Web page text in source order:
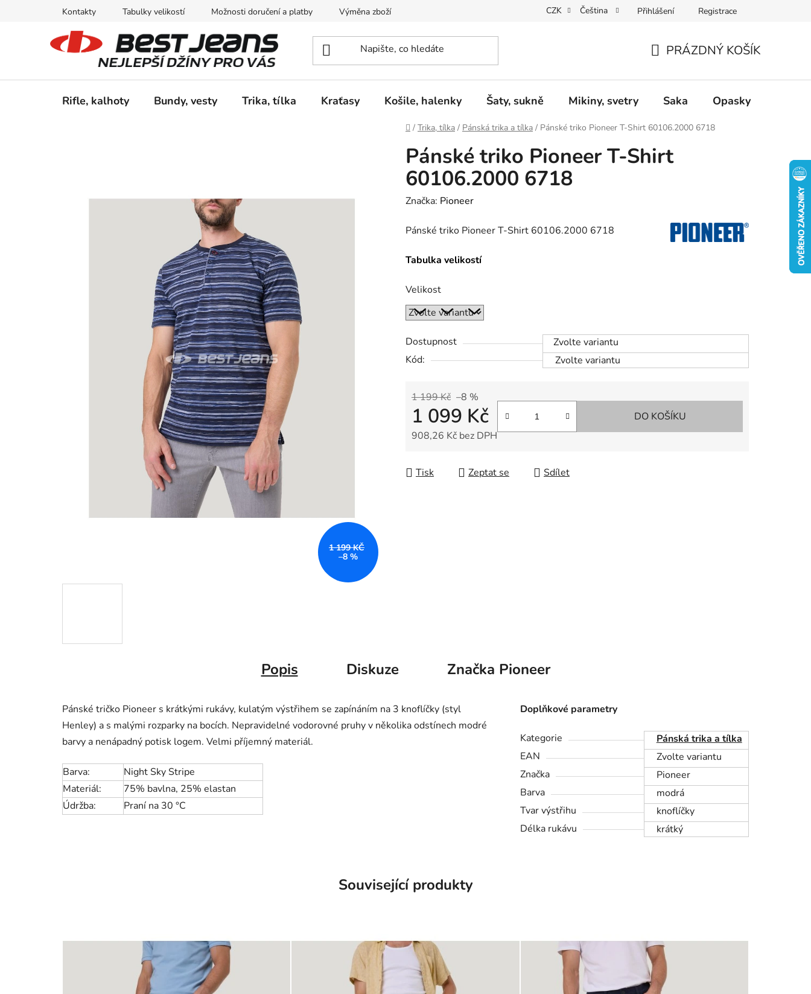
Kontakty Tabulky velikostí Možnosti doručení a platby Výměna zboží Dárkové poukazy Dostupnost Obchodní podmínky
CZK Čeština Přihlášení Registrace
KOŠÍK
PRÁZDNÝ KOŠÍK
Rifle, kalhoty Bundy, vesty Trika, tílka Kraťasy Košile, halenky Šaty, sukně Mikiny, svetry Saka Opasky
Domů
/ Trika, tílka / Pánská trika a tílka / Pánské triko Pioneer T-Shirt 60106.2000 6718
Pánské triko Pioneer T-Shirt
60106.2000 6718
Značka: Pioneer
Pánské triko Pioneer T-Shirt 60106.2000 6718
Tabulka velikostí
Velikost
Dostupnost
Zvolte variantu
Kód:
Zvolte variantu
1 199 Kč –8 %
1 099 Kč
908,26 Kč bez DPH
DO KOŠÍKU
Tisk Zeptat se Sdílet
1 199 KČ
–8 %
Popis Diskuze Značka Pioneer
Pánské tričko Pioneer s krátkými rukávy, kulatým výstřihem se zapínáním na 3 knoflíčky (styl
Henley) a s malými rozparky na bocích. Nepravidelné vodorovné pruhy v několika odstínech modré
barvy a nenápadný potisk logem. Velmi příjemný materiál.
Barva:
Night Sky Stripe
Materiál:
75% bavlna, 25% elastan
Údržba:
Praní na 30 °C
Doplňkové parametry
Kategorie
Pánská trika a tílka
EAN
Zvolte variantu
Značka
Pioneer
Barva
modrá
Tvar výstřihu
knoflíčky
Délka rukávu
krátký
Související produkty